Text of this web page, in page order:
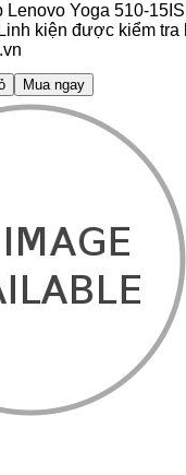
Lenovo Yoga 510-
kiện được kiểm tra
Mua ngay